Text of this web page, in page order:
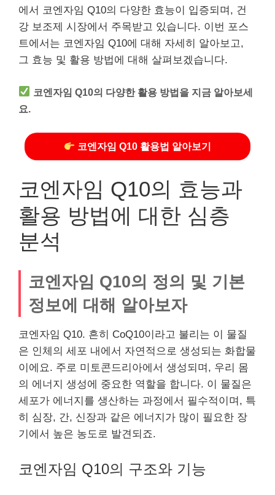
에서 코엔자임 Q10의 다양한 효능이 입증되며, 건
강 보조제 시장에서 주목받고 있습니다. 이번 포스
트에서는 코엔자임 Q10에 대해 자세히 알아보고,
그 효능 및 활용 방법에 대해 살펴보겠습니다.
코엔자임 Q10의 다양한 활용 방법을 지금 알아보세
요.
코엔자임 Q10 활용법 알아보기
코엔자임 Q10의 효능과
활용 방법에 대한 심층
분석
코엔자임 Q10의 정의 및 기본
정보에 대해 알아보자
코엔자임 Q10. 흔히 CoQ10이라고 불리는 이 물질
은 인체의 세포 내에서 자연적으로 생성되는 화합물
이에요. 주로 미토콘드리아에서 생성되며, 우리 몸
의 에너지 생성에 중요한 역할을 합니다. 이 물질은
세포가 에너지를 생산하는 과정에서 필수적이며, 특
히 심장, 간, 신장과 같은 에너지가 많이 필요한 장
기에서 높은 농도로 발견되죠.
코엔자임 Q10의 구조와 기능